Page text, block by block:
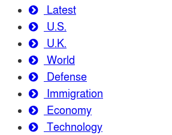
Latest
U.S.
U.K.
World
Defense
Immigration
Economy
Technology